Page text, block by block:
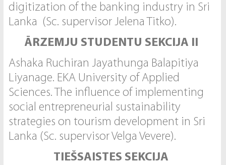
digitization of the banking industry in Sri
Lanka (Sc. supervisor Jelena Titko).
ĀRZEMJU STUDENTU SEKCIJA II
Ashaka Ruchiran Jayathunga Balapitiya
Liyanage. EKA University of Applied
Sciences. The influence of implementing
social entrepreneurial sustainability
strategies on tourism development in Sri
Lanka (Sc. supervisor Velga Vevere).
TIEŠSAISTES SEKCIJA